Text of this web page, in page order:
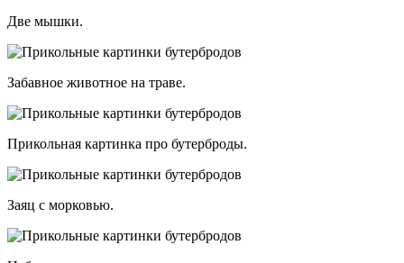
Две мышки.
Забавное животное на траве.
Прикольная картинка про бутерброды.
Заяц с морковью.